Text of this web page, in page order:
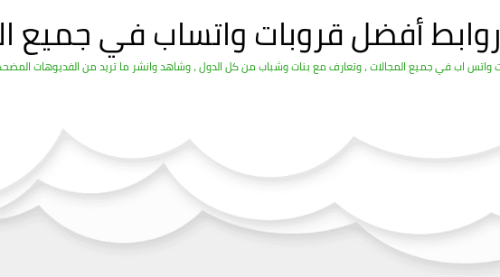
روابط أفضل قروبات واتساب في جميع